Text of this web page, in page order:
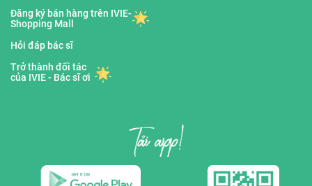
Đăng ký bán hàng trên IVIE-
Shopping Mall
Hỏi đáp bác sĩ
Trở thành đối tác
của IVIE - Bác sĩ ơi